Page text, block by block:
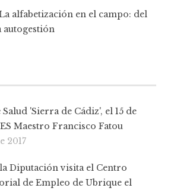
alfabetización en el campo: del
autogestión
'Sierra de Cádiz', el 15 de
Maestro Francisco Fatou
2017
Diputación visita el Centro
de Empleo de Ubrique el